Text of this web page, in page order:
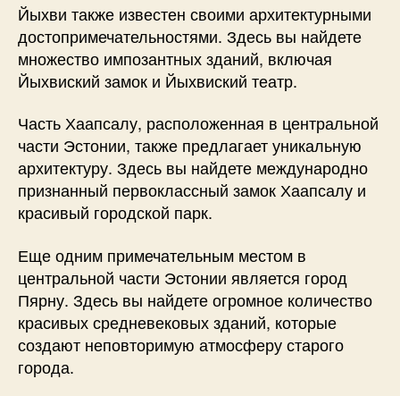
Йыхви также известен своими архитектурными
достопримечательностями. Здесь вы найдете
множество импозантных зданий, включая
Йыхвиский замок и Йыхвиский театр.
Часть Хаапсалу, расположенная в центральной
части Эстонии, также предлагает уникальную
архитектуру. Здесь вы найдете международно
признанный первоклассный замок Хаапсалу и
красивый городской парк.
Еще одним примечательным местом в
центральной части Эстонии является город
Пярну. Здесь вы найдете огромное количество
красивых средневековых зданий, которые
создают неповторимую атмосферу старого
города.